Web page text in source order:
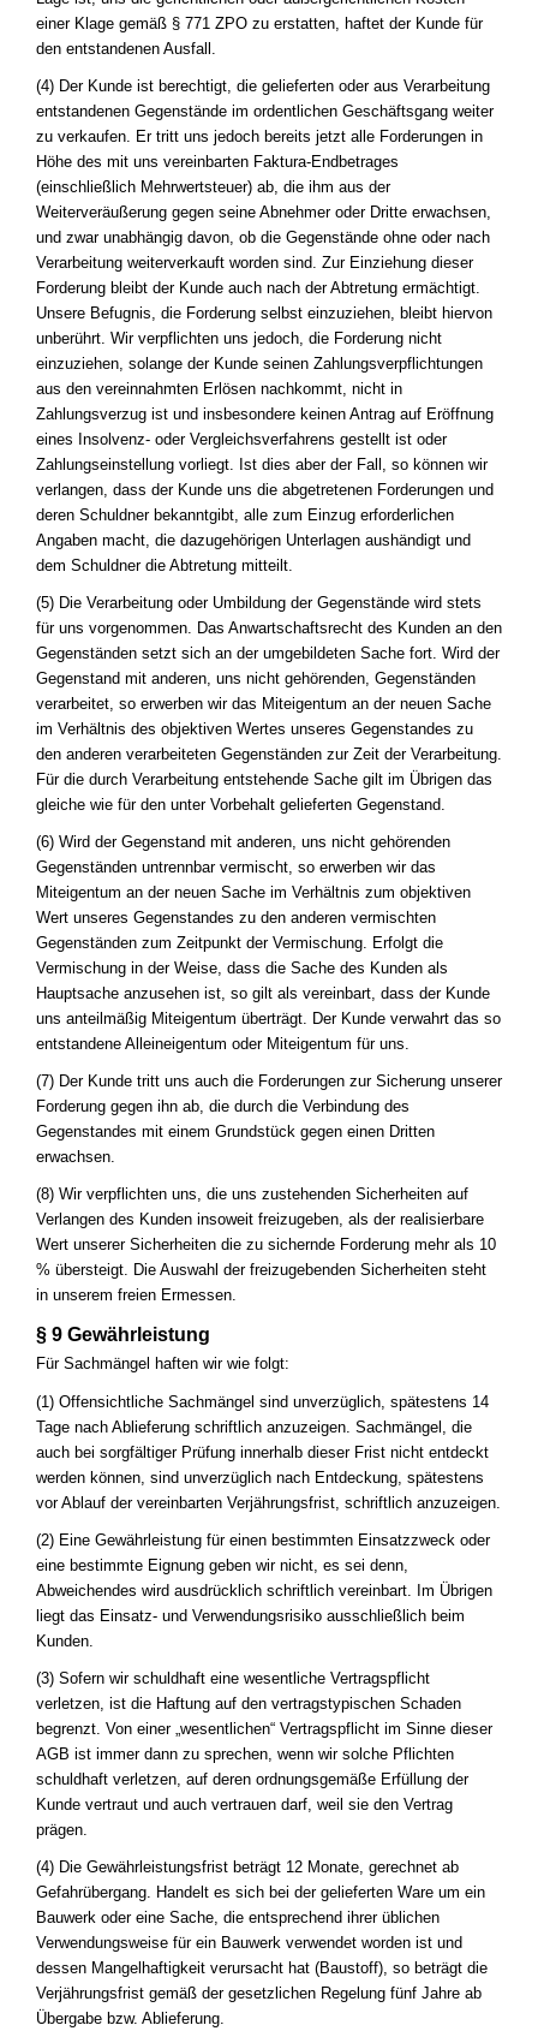
einer Klage gemäß § 771 ZPO zu erstatten, haftet der Kunde für
den entstandenen Ausfall.
(4) Der Kunde ist berechtigt, die gelieferten oder aus Verarbeitung
entstandenen Gegenstände im ordentlichen Geschäftsgang weiter
zu verkaufen. Er tritt uns jedoch bereits jetzt alle Forderungen in
Höhe des mit uns vereinbarten Faktura-Endbetrages
(einschließlich Mehrwertsteuer) ab, die ihm aus der
Weiterveräußerung gegen seine Abnehmer oder Dritte erwachsen,
und zwar unabhängig davon, ob die Gegenstände ohne oder nach
Verarbeitung weiterverkauft worden sind. Zur Einziehung dieser
Forderung bleibt der Kunde auch nach der Abtretung ermächtigt.
Unsere Befugnis, die Forderung selbst einzuziehen, bleibt hiervon
unberührt. Wir verpflichten uns jedoch, die Forderung nicht
einzuziehen, solange der Kunde seinen Zahlungsverpflichtungen
aus den vereinnahmten Erlösen nachkommt, nicht in
Zahlungsverzug ist und insbesondere keinen Antrag auf Eröffnung
eines Insolvenz- oder Vergleichsverfahrens gestellt ist oder
Zahlungseinstellung vorliegt. Ist dies aber der Fall, so können wir
verlangen, dass der Kunde uns die abgetretenen Forderungen und
deren Schuldner bekanntgibt, alle zum Einzug erforderlichen
Angaben macht, die dazugehörigen Unterlagen aushändigt und
dem Schuldner die Abtretung mitteilt.
(5) Die Verarbeitung oder Umbildung der Gegenstände wird stets
für uns vorgenommen. Das Anwartschaftsrecht des Kunden an den
Gegenständen setzt sich an der umgebildeten Sache fort. Wird der
Gegenstand mit anderen, uns nicht gehörenden, Gegenständen
verarbeitet, so erwerben wir das Miteigentum an der neuen Sache
im Verhältnis des objektiven Wertes unseres Gegenstandes zu
den anderen verarbeiteten Gegenständen zur Zeit der Verarbeitung.
Für die durch Verarbeitung entstehende Sache gilt im Übrigen das
gleiche wie für den unter Vorbehalt gelieferten Gegenstand.
(6) Wird der Gegenstand mit anderen, uns nicht gehörenden
Gegenständen untrennbar vermischt, so erwerben wir das
Miteigentum an der neuen Sache im Verhältnis zum objektiven
Wert unseres Gegenstandes zu den anderen vermischten
Gegenständen zum Zeitpunkt der Vermischung. Erfolgt die
Vermischung in der Weise, dass die Sache des Kunden als
Hauptsache anzusehen ist, so gilt als vereinbart, dass der Kunde
uns anteilmäßig Miteigentum überträgt. Der Kunde verwahrt das so
entstandene Alleineigentum oder Miteigentum für uns.
(7) Der Kunde tritt uns auch die Forderungen zur Sicherung unserer
Forderung gegen ihn ab, die durch die Verbindung des
Gegenstandes mit einem Grundstück gegen einen Dritten
erwachsen.
(8) Wir verpflichten uns, die uns zustehenden Sicherheiten auf
Verlangen des Kunden insoweit freizugeben, als der realisierbare
Wert unserer Sicherheiten die zu sichernde Forderung mehr als 10
% übersteigt. Die Auswahl der freizugebenden Sicherheiten steht
in unserem freien Ermessen.
§ 9 Gewährleistung
Für Sachmängel haften wir wie folgt:
(1) Offensichtliche Sachmängel sind unverzüglich, spätestens 14
Tage nach Ablieferung schriftlich anzuzeigen. Sachmängel, die
auch bei sorgfältiger Prüfung innerhalb dieser Frist nicht entdeckt
werden können, sind unverzüglich nach Entdeckung, spätestens
vor Ablauf der vereinbarten Verjährungsfrist, schriftlich anzuzeigen.
(2) Eine Gewährleistung für einen bestimmten Einsatzzweck oder
eine bestimmte Eignung geben wir nicht, es sei denn,
Abweichendes wird ausdrücklich schriftlich vereinbart. Im Übrigen
liegt das Einsatz- und Verwendungsrisiko ausschließlich beim
Kunden.
(3) Sofern wir schuldhaft eine wesentliche Vertragspflicht
verletzen, ist die Haftung auf den vertragstypischen Schaden
begrenzt. Von einer „wesentlichen“ Vertragspflicht im Sinne dieser
AGB ist immer dann zu sprechen, wenn wir solche Pflichten
schuldhaft verletzen, auf deren ordnungsgemäße Erfüllung der
Kunde vertraut und auch vertrauen darf, weil sie den Vertrag
prägen.
(4) Die Gewährleistungsfrist beträgt 12 Monate, gerechnet ab
Gefahrübergang. Handelt es sich bei der gelieferten Ware um ein
Bauwerk oder eine Sache, die entsprechend ihrer üblichen
Verwendungsweise für ein Bauwerk verwendet worden ist und
dessen Mangelhaftigkeit verursacht hat (Baustoff), so beträgt die
Verjährungsfrist gemäß der gesetzlichen Regelung fünf Jahre ab
Übergabe bzw. Ablieferung.